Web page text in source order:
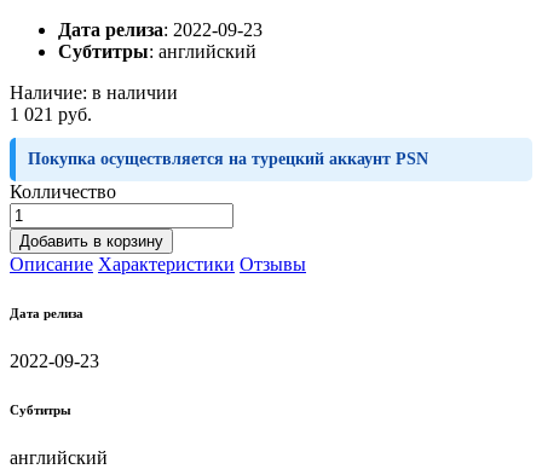
Дата релиза: 2022-09-23
Субтитры: английский
Наличие: в наличии
1 021 руб.
Покупка осуществляется на турецкий аккаунт PSN
Колличество
Добавить в корзину
Описание Характеристики Отзывы
Дата релиза
2022-09-23
Субтитры
английский